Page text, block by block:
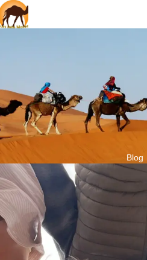
Blog